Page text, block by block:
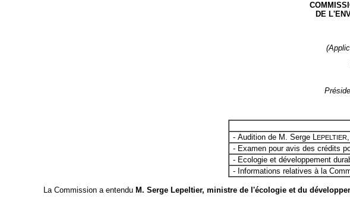
DE
- Audition de M. Serge L EPELTIER
- Examen pour avis des crédits
- Ecologie et développement
- Informations relatives à la
La Commission a entendu M. Serge Lepeltier, ministre de l'écologie et du